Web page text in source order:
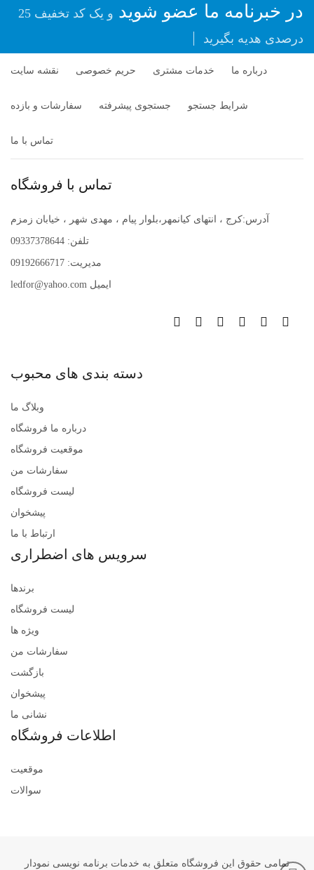
در خبرنامه ما عضو شوید
و یک کد تخفیف 25
درصدی هدیه بگیرید
درباره ما خدمات مشتری حریم خصوصی نقشه سایت
شرایط جستجو جستجوی پیشرفته سفارشات و بازده
تماس با ما
تماس با فروشگاه
آدرس:کرج ، انتهای کیانمهر،بلوار پیام ، مهدی شهر ، خیابان زمزم
تلفن: 09337378644
مدیریت: 09192666717
ایمیل ledfor@yahoo.com
دسته بندی های محبوب
وبلاگ ما
درباره ما فروشگاه
موقعیت فروشگاه
سفارشات من
لیست فروشگاه
پیشخوان
ارتباط با ما
سرویس های اضطراری
برندها
لیست فروشگاه
ویژه ها
سفارشات من
بازگشت
پیشخوان
نشانی ما
اطلاعات فروشگاه
موقعیت
سوالات
تمامی حقوق این فروشگاه متعلق به خدمات برنامه نویسی نمودار